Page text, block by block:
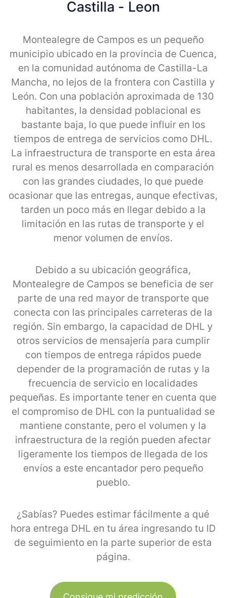
Castilla - Leon
Montealegre de Campos es un pequeño
municipio ubicado en la provincia de Cuenca,
en la comunidad autónoma de Castilla-La
Mancha, no lejos de la frontera con Castilla y
León. Con una población aproximada de 130
habitantes, la densidad poblacional es
bastante baja, lo que puede influir en los
tiempos de entrega de servicios como DHL.
La infraestructura de transporte en esta área
rural es menos desarrollada en comparación
con las grandes ciudades, lo que puede
ocasionar que las entregas, aunque efectivas,
tarden un poco más en llegar debido a la
limitación en las rutas de transporte y el
menor volumen de envíos.
Debido a su ubicación geográfica,
Montealegre de Campos se beneficia de ser
parte de una red mayor de transporte que
conecta con las principales carreteras de la
región. Sin embargo, la capacidad de DHL y
otros servicios de mensajería para cumplir
con tiempos de entrega rápidos puede
depender de la programación de rutas y la
frecuencia de servicio en localidades
pequeñas. Es importante tener en cuenta que
el compromiso de DHL con la puntualidad se
mantiene constante, pero el volumen y la
infraestructura de la región pueden afectar
ligeramente los tiempos de llegada de los
envíos a este encantador pero pequeño
pueblo.
¿Sabías? Puedes estimar fácilmente a qué
hora entrega DHL en tu área ingresando tu ID
de seguimiento en la parte superior de esta
página.